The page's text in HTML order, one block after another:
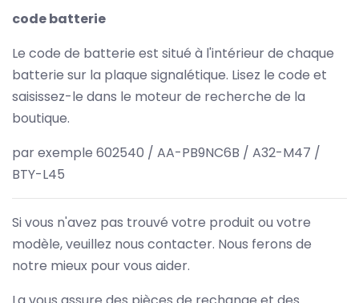
code batterie
Le code de batterie est situé à l'intérieur de chaque
batterie sur la plaque signalétique. Lisez le code et
saisissez-le dans le moteur de recherche de la
boutique.
par exemple 602540 / AA-PB9NC6B / A32-M47 /
BTY-L45
Si vous n'avez pas trouvé votre produit ou votre
modèle, veuillez nous contacter. Nous ferons de
notre mieux pour vous aider.